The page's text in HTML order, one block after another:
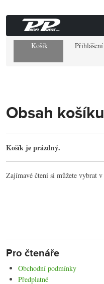
Košík Přihlášení
Obsah košíku
Košík je prázdný.
Zajímavé čtení si můžete vybrat v
Pro čtenáře
Obchodní podmínky
Předplatné